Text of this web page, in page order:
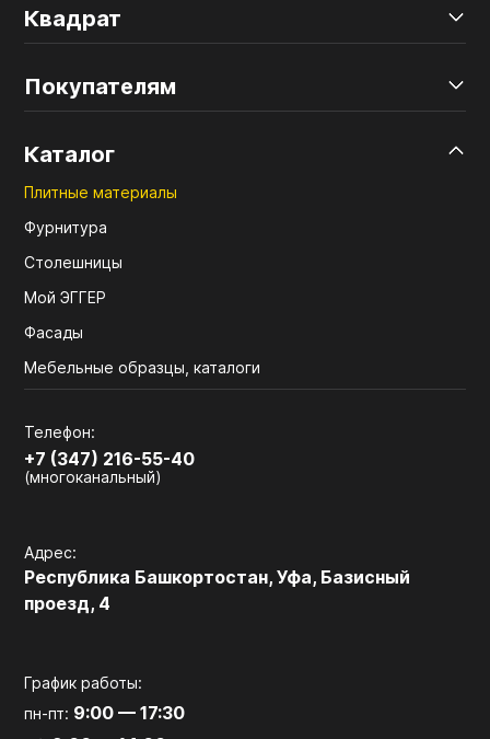
Квадрат
Покупателям
Каталог
Плитные материалы
Фурнитура
Столешницы
Мой ЭГГЕР
Фасады
Мебельные образцы, каталоги
Телефон:
+7 (347) 216-55-40
(многоканальный)
Адрес:
Республика Башкортостан, Уфа, Базисный
проезд, 4
График работы:
пн-пт: 9:00 — 17:30